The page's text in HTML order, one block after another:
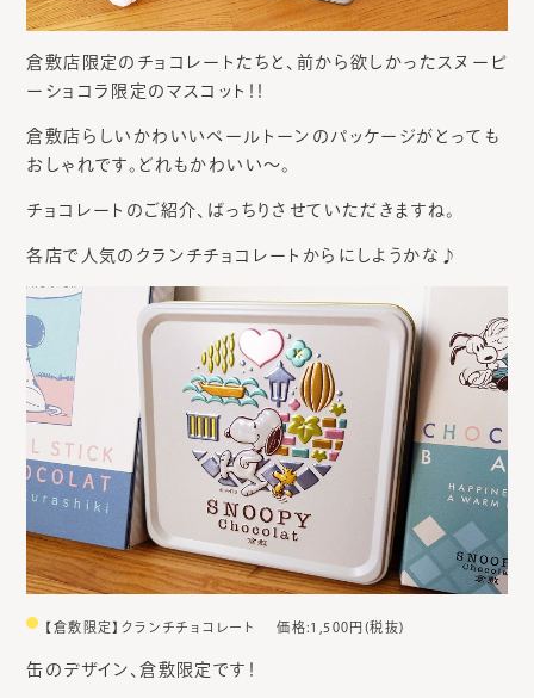
倉敷店限定のチョコレートたちと、前から欲しかったスヌーピ
ーショコラ限定のマスコット！！
倉敷店らしいかわいいペールトーンのパッケージがとっても
おしゃれです。どれもかわいい～。
チョコレートのご紹介、ばっちりさせていただきますね。
各店で人気のクランチチョコレートからにしようかな♪
【倉敷限定】クランチチョコレート 価格:1,500円(税抜)
缶のデザイン、倉敷限定です！